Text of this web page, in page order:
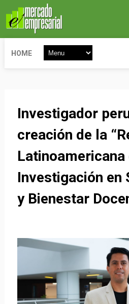
HOME
Investigador
creación de la
Latinoamericana
Investigación en
y Bienestar